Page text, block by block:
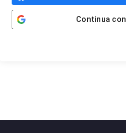
Continua con